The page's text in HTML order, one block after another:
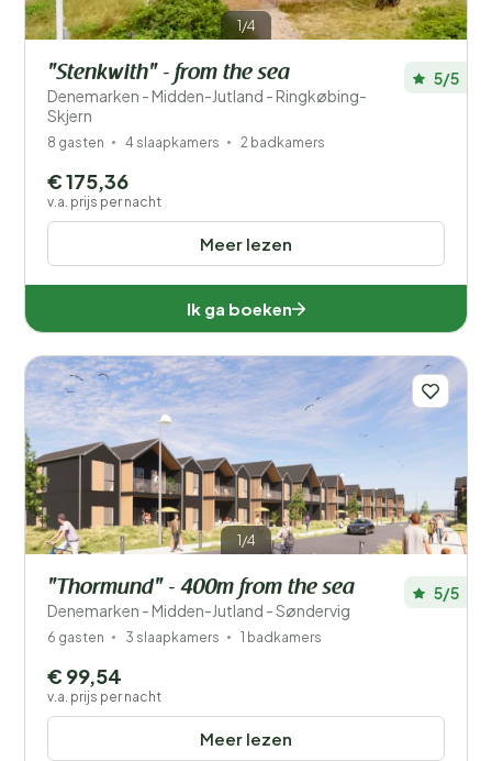
Kinderen
Type vakantiehuisje
Populaire filters
Voorzieningen
1/4
"Stenkwith" - from the sea
Denemarken - Midden-Jutland - Ringkøbing-
Skjern
5/5
8 gasten 4 slaapkamers 2 badkamers
Meer lezen
€ 175,36
v.a. prijs per nacht
Ik ga boeken
1/4
"Thormund" - 400m from the sea
Denemarken - Midden-Jutland - Søndervig
5/5
6 gasten 3 slaapkamers 1 badkamers
Meer lezen
€ 99,54
v.a. prijs per nacht